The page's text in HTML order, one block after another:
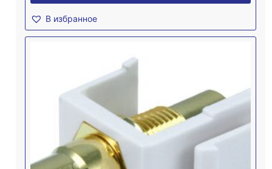
В избранное